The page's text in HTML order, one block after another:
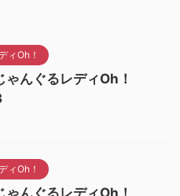
ィOh！
ゃんぐるレディOh！
ィOh！